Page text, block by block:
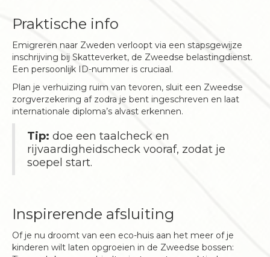
Praktische info
Emigreren naar Zweden verloopt via een stapsgewijze
inschrijving bij Skatteverket, de Zweedse belastingdienst.
Een persoonlijk ID-nummer is cruciaal.
Plan je verhuizing ruim van tevoren, sluit een Zweedse
zorgverzekering af zodra je bent ingeschreven en laat
internationale diploma’s alvast erkennen.
Tip: doe een taalcheck en
rijvaardigheidscheck vooraf, zodat je
soepel start.
Inspirerende afsluiting
Of je nu droomt van een eco-huis aan het meer of je
kinderen wilt laten opgroeien in de Zweedse bossen: